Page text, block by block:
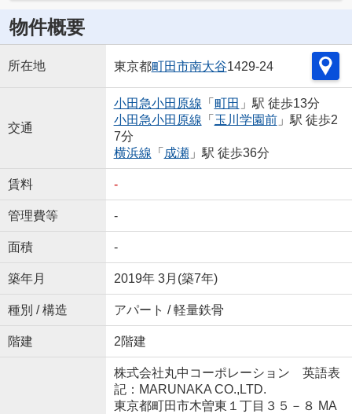
物件概要
所在地 東京都町田市南大谷1429-24
交通
小田急小田原線 「 町田 」駅 徒歩13分
小田急小田原線 「 玉川学園前」駅 徒歩2
7分
横浜線 「 成瀬 」駅 徒歩36分
賃料 -
管理費等 -
面積 -
築年月 2019年 3月(築7年)
種別 / 構造 アパート / 軽量鉄骨
階建 2階建
株式会社丸中コーポレーション 英語表
記：MARUNAKA CO.,LTD.
東京都町田市木曽東１丁目３５－８ MA